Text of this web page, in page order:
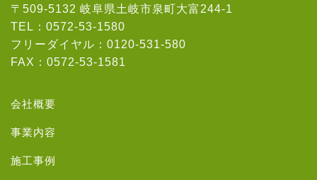
〒509-5132 岐阜県土岐市泉町大富244-1
TEL：0572-53-1580
フリーダイヤル：0120-531-580
FAX：0572-53-1581
会社概要
事業内容
施工事例